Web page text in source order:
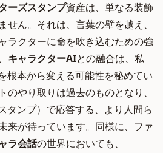
ーズスタンプ資産は、単なる装飾
せん。それは、言葉の壁を越え、
ラクターに命を吹き込むための強
キャラクターAIとの融合は、私
根本から変える可能性を秘めてい
のやり取りは過去のものとなり、
タンプ）で応答する、より人間ら
来が待っています。同様に、ファ
ラ会話の世界においても、